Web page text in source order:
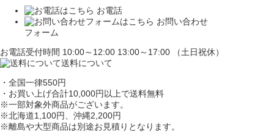
お電話
お問い合わせ
フォーム
お電話受付時間 10:00～12:00 13:00～17:00 （土日祝休）
送料について
・全国一律550円
・お買い上げ合計10,000円以上で送料無料
※一部対象外商品がございます。
※北海道1,100円 、沖縄2,200円
※離島や大型商品は別途お見積りとなります。